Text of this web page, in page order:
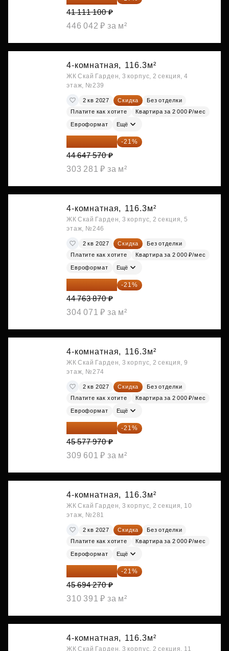
41 111 100 ₽
446 042 ₽ за м²
4-комнатная, 116.3м²
ЖК Скай Гарден, 3 корпус, 2 секция, 4
этаж, №239
2 кв 2027 Скидка
Без отделки
Платите как хотите
Квартира за 2 000 ₽/мес
Евроформат Ещё
35 271 580 ₽ -21%
44 647 570 ₽
303 281 ₽ за м²
4-комнатная, 116.3м²
ЖК Скай Гарден, 3 корпус, 2 секция, 5
этаж, №246
2 кв 2027 Скидка
Без отделки
Платите как хотите
Квартира за 2 000 ₽/мес
Евроформат Ещё
35 363 457 ₽ -21%
44 763 870 ₽
304 071 ₽ за м²
4-комнатная, 116.3м²
ЖК Скай Гарден, 3 корпус, 2 секция, 9
этаж, №274
2 кв 2027 Скидка
Без отделки
Платите как хотите
Квартира за 2 000 ₽/мес
Евроформат Ещё
36 006 596 ₽ -21%
45 577 970 ₽
309 601 ₽ за м²
4-комнатная, 116.3м²
ЖК Скай Гарден, 3 корпус, 2 секция, 10
этаж, №281
2 кв 2027 Скидка
Без отделки
Платите как хотите
Квартира за 2 000 ₽/мес
Евроформат Ещё
36 098 473 ₽ -21%
45 694 270 ₽
310 391 ₽ за м²
4-комнатная, 116.3м²
ЖК Скай Гарден, 3 корпус, 2 секция, 11